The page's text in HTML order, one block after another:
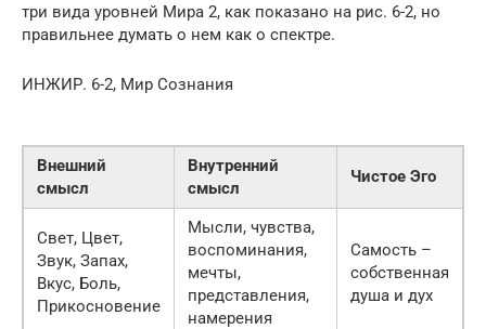
три вида уровней Мира 2, как показано на рис. 6-2, но
правильнее думать о нем как о спектре.
ИНЖИР. 6-2, Мир Сознания
Внешний
смысл
Внутренний
смысл
Чистое Эго
Свет, Цвет,
Звук, Запах,
Вкус, Боль,
Прикосновение
Мысли, чувства,
воспоминания,
мечты,
представления,
намерения
Самость –
собственная
душа и дух